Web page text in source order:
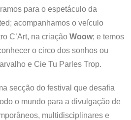
para o espetáculo da
acompanhamos o veículo
C’Art, na criação Woow; e temos
o circo dos sonhos ou
e Cie Tu Parles Trop.
secção do festival que desafia
o mundo para a divulgação de
multidisciplinares e